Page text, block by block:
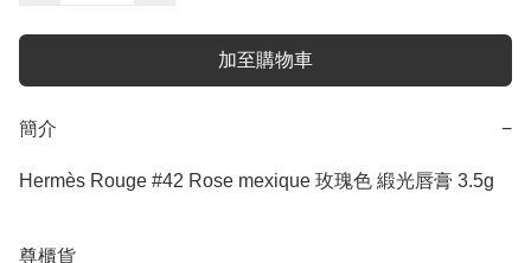
加至購物車
簡介 −
Hermès Rouge #42 Rose mexique 玫瑰色 緞光唇膏 3.5g
尊櫃貨